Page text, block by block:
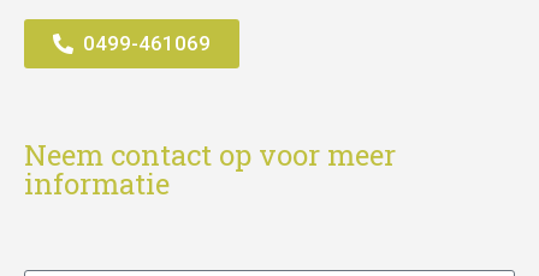
0499-461069
Neem contact op voor meer
informatie